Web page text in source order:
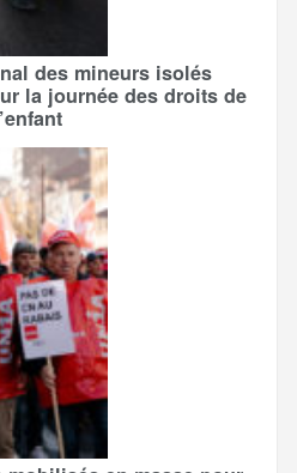
des mineurs isolés
la journée des droits de